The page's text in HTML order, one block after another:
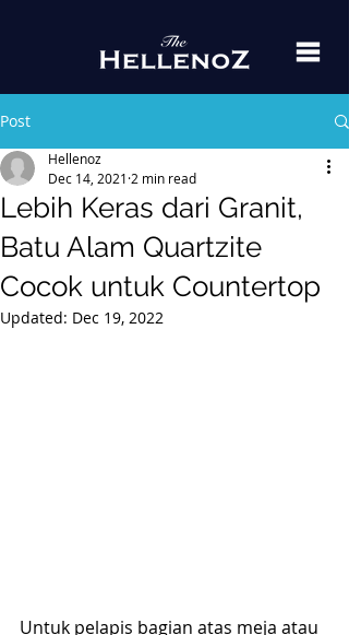
Post
Lebih Keras dari Granit,
Batu Alam Quartzite
Cocok untuk Countertop
Hellenoz
Dec 14, 2021 2 min read
Updated: Dec 19, 2022
Untuk pelapis bagian atas meja atau